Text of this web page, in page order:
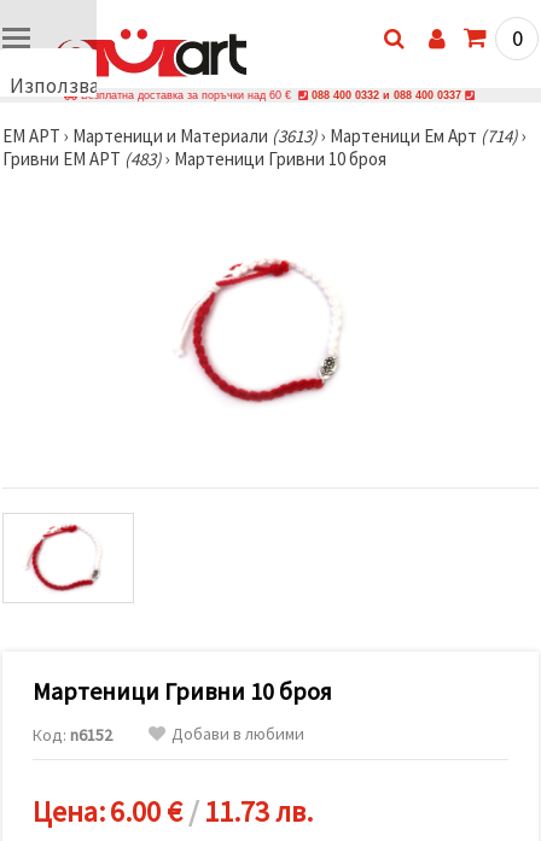
Използваме
🍪
Използваме
да
показваме
релевантно
съдържание
и реклами,
включително
за анализ
използваме
0
Безплатна доставка за поръчки над 60 € 088 400 0332 и 088 400 0337
ЕМ АРТ › Мартеници и Материали (3613)› Мартеници Ем Арт (714)›
Гривни ЕМ АРТ (483)› Мартеници Гривни 10 броя
Мартеници Гривни 10 броя
Код: n6152 Добави в любими
Цена:6.00 €/11.73 лв.